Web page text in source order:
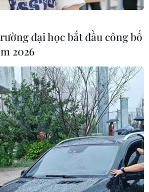
gây tai nạn kinh hoàng
tốc vì cố ép xe máy
đại học bắt đầu công bố
2026